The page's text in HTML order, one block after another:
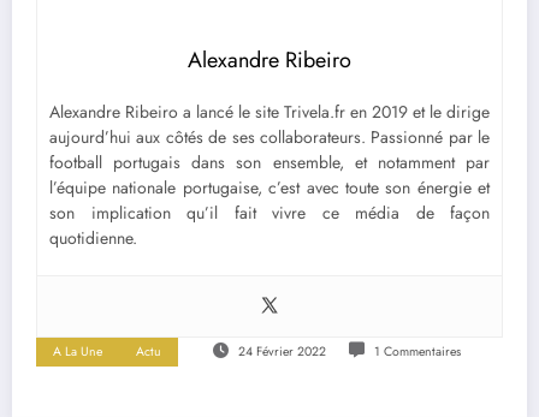
Alexandre Ribeiro
Alexandre Ribeiro a lancé le site Trivela.fr en 2019 et le dirige
aujourd’hui aux côtés de ses collaborateurs. Passionné par le
football portugais dans son ensemble, et notamment par
l’équipe nationale portugaise, c’est avec toute son énergie et
son implication qu’il fait vivre ce média de façon
quotidienne.
A La Une Actu 24 Février 2022 1 Commentaires